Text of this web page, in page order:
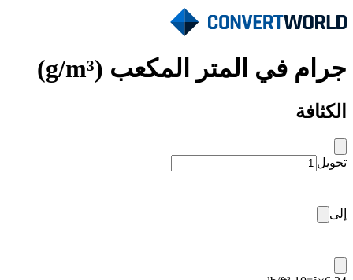
جرام في المتر المكعب (g/m³)
الكثافة
تحويل
إلى